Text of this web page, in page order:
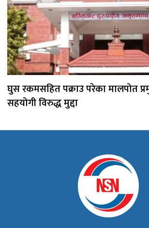
घुस रकमसहित पक्राउ परेका मालपोत
सहयोगी विरुद्ध मुद्दा